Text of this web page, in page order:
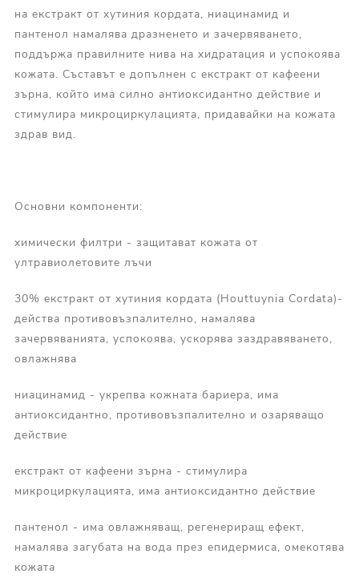
на екстракт от хутиния кордата, ниацинамид и
пантенол намалява дразненето и зачервяването,
поддържа правилните нива на хидратация и успокоява
кожата. Съставът е допълнен с екстракт от кафеени
зърна, който има силно антиоксидантно действие и
стимулира микроциркулацията, придавайки на кожата
здрав вид.
Основни компоненти:
химически филтри - защитават кожата от
ултравиолетовите лъчи
30% екстракт от хутиния кордата (Houttuynia Cordata)-
действа противовъзпалително, намалява
зачервяванията, успокоява, ускорява заздравяването,
овлажнява
ниацинамид - укрепва кожната бариера, има
антиоксидантно, противовъзпалително и озаряващо
действие
екстракт от кафеени зърна - стимулира
микроциркулацията, има антиоксидантно действие
пантенол - има овлажняващ, регенериращ ефект,
намалява загубата на вода през епидермиса, омекотява
кожата